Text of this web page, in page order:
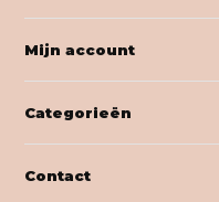
Mijn account
Categorieën
Contact